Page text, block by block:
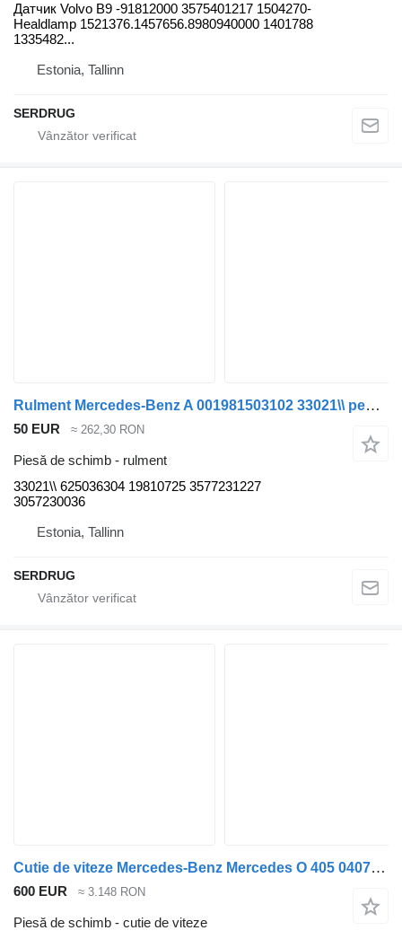
Датчик Volvo B9 -91812000 3575401217 1504270-
Healdlamp 1521376.1457656.8980940000 1401788
1335482...
Estonia, Tallinn
SERDRUG
Rulment Mercedes-Benz A 001981503102 33021\\ pentru autobuz Mercedes-Benz O405
50 EUR ≈ 262,30 RON
Piesă de schimb - rulment
33021\\ 625036304 19810725 3577231227
3057230036
Estonia, Tallinn
SERDRUG
Cutie de viteze Mercedes-Benz Mercedes O 405 0407 O408 Transmisie Transmisie automată W4E110 2.7R pentru autobuz Mercedes-Benz O 405
600 EUR ≈ 3.148 RON
Piesă de schimb - cutie de viteze